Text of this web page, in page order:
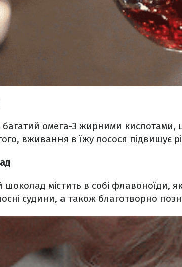
багатий омега-3 жирними кислотами,
вживання в їжу лосося підвищує
містить в собі флавоноїди,
судини, а також благотворно